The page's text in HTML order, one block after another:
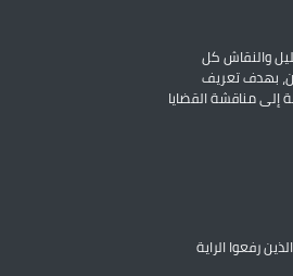
والنقاش كل
بهدف تعريف
إلى مناقشة القضايا
رفعوا الراية